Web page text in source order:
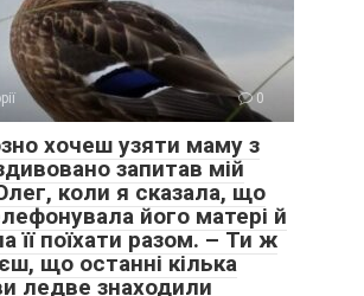
0
хочеш узяти маму з
запитав мій
коли я сказала, що
його матері й
її поїхати разом. – Ти ж
що останні кілька
ледве знаходили